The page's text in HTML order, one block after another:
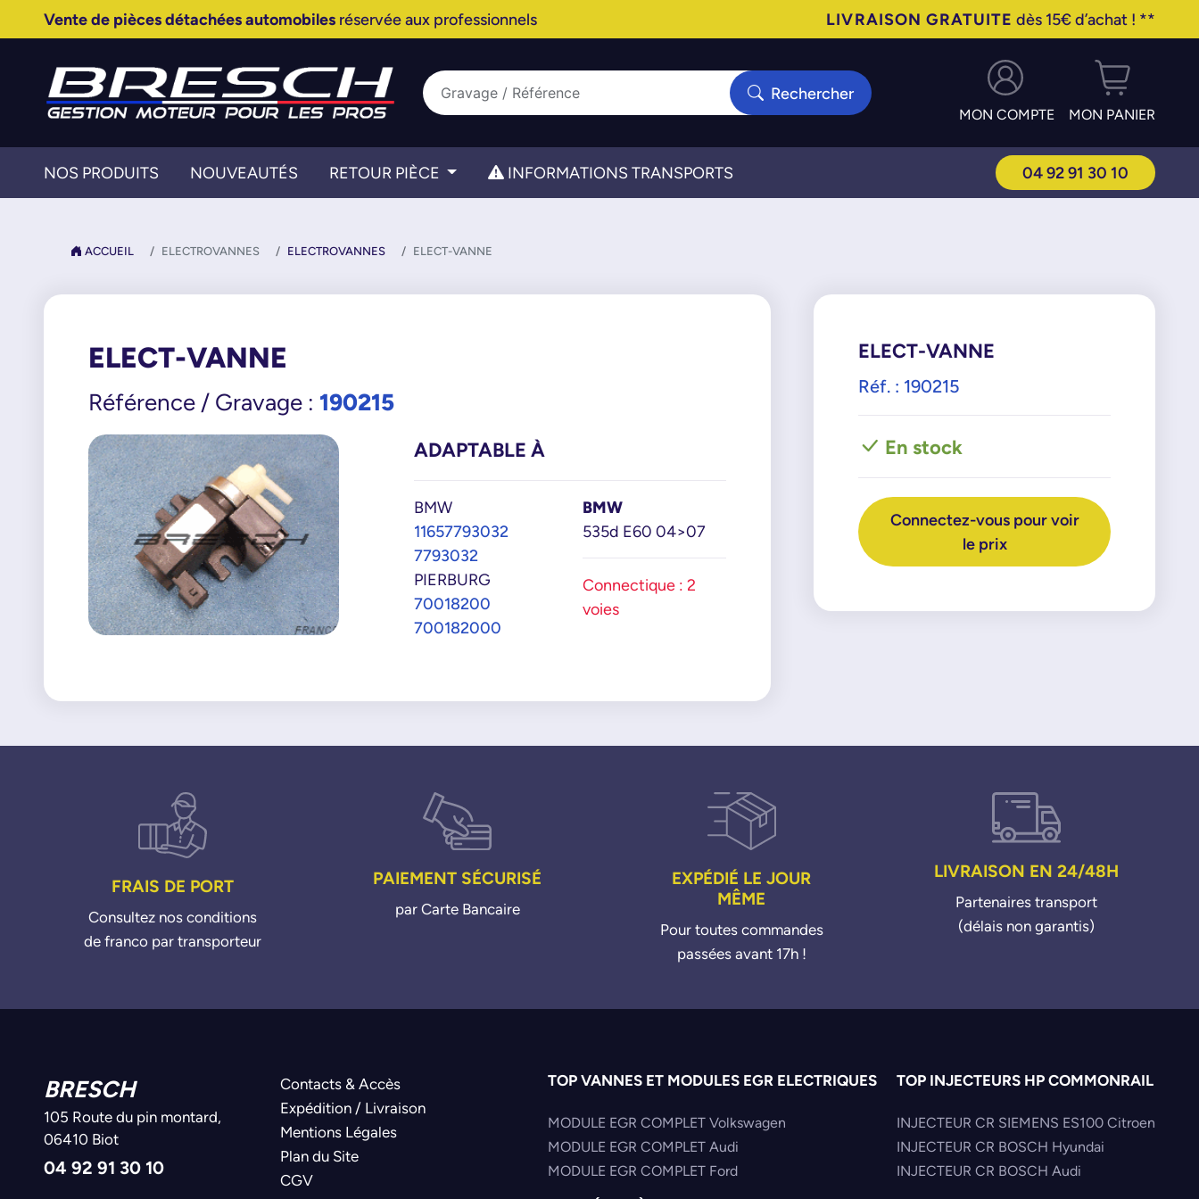
Vente de pièces détachées automobilesréservée aux professionnels LIVRAISON GRATUITE dès 15€ d’achat ! **
Rechercher
MON COMPTE MON PANIER
NOS PRODUITS NOUVEAUTÉS RETOUR PIÈCE INFORMATIONS TRANSPORTS 04 92 91 30 10
ACCUEIL ELECTROVANNES ELECTROVANNES ELECT-VANNE
ELECT-VANNE
Référence / Gravage : 190215
ADAPTABLE À
BMW
11657793032
7793032
PIERBURG
70018200
700182000
BMW
535d E60 04>07
Connectique : 2
voies
ELECT-VANNE
Réf. : 190215
En stock
Connectez-vous pour voir
le prix
FRAIS DE PORT
Consultez nos conditions
de franco par transporteur
PAIEMENT SÉCURISÉ
par Carte Bancaire
EXPÉDIÉ LE JOUR
MÊME
Pour toutes commandes
passées avant 17h !
LIVRAISON EN 24/48H
Partenaires transport
(délais non garantis)
BRESCH
105 Route du pin montard,
06410 Biot
04 92 91 30 10
Contacts & Accès
Expédition / Livraison
Mentions Légales
Plan du Site
CGV
TOP VANNES ET MODULES EGR ELECTRIQUES
MODULE EGR COMPLET Volkswagen
MODULE EGR COMPLET Audi
MODULE EGR COMPLET Ford
TOP INJECTEURS HP COMMONRAIL
INJECTEUR CR SIEMENS ES100 Citroen
INJECTEUR CR BOSCH Hyundai
INJECTEUR CR BOSCH Audi